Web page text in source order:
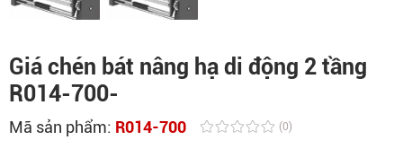
Giá chén bát nâng hạ di động 2 tầng
R014-700-
Mã sản phẩm: R014-700 (0)